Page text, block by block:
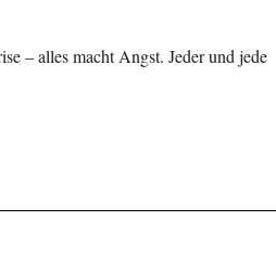
– alles macht Angst. Jeder und jede